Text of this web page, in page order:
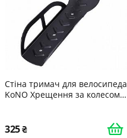
Стіна тримач для велосипеда
KoNO Хрещення за колесом
325